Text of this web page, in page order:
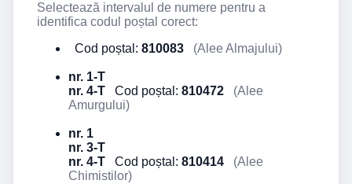
Selectează intervalul de numere pentru a
identifica codul poștal corect:
Cod poștal: 810083 (Alee Almajului)
nr. 1-T
nr. 4-T Cod poștal: 810472
(Alee
Amurgului)
nr. 1
nr. 3-T
nr. 4-T Cod poștal: 810414
(Alee
Chimistilor)